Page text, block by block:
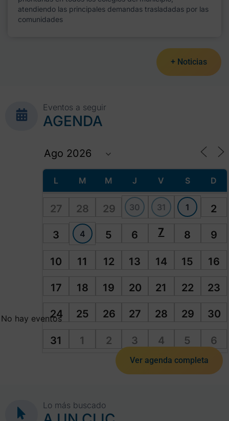
atendiendo las principales demandas trasladadas por las
comunidades
+ Noticias
Eventos a seguir
AGENDA
L M M J V S D
27 28 29 30 31 1 2
3 4 5 6 7 8 9
10 11 12 13 14 15 16
17 18 19 20 21 22 23
24 25 26 27 28 29 30
31 1 2 3 4 5 6
No hay eventos
Ver agenda completa
Lo más buscado